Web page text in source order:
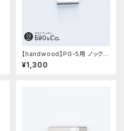
【handwood】PG-5用 ノック部
カバー (超超ジュラルミン)
¥1,300